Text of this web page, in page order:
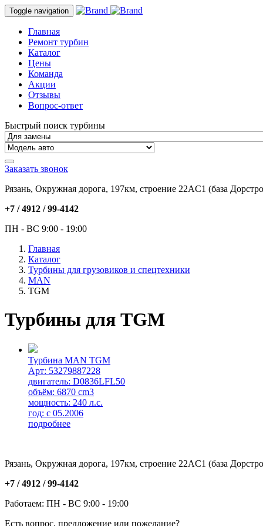
Toggle navigation
Главная
Ремонт турбин
Каталог
Цены
Команда
Акции
Отзывы
Вопрос-ответ
Быстрый поиск турбины
Заказать звонок
Рязань, Окружная дорога, 197км, строение 22АC1 (база
+7 / 4912 /99-4142
ПН - ВС 9:00 - 19:00
Главная
Каталог
Турбины для грузовиков и спецтехники
MAN
TGM
Турбины для TGM
Турбина MAN TGM
Арт: 53279887228
двигатель: D0836LFL50
объём: 6870 cm3
мощность: 240 л.с.
год: с 05.2006
подробнее
Рязань, Окружная дорога, 197км, строение 22АC1 (база
+7 / 4912 /99-4142
Работаем: ПН - ВС 9:00 - 19:00
Есть вопрос, предложение или пожелание?